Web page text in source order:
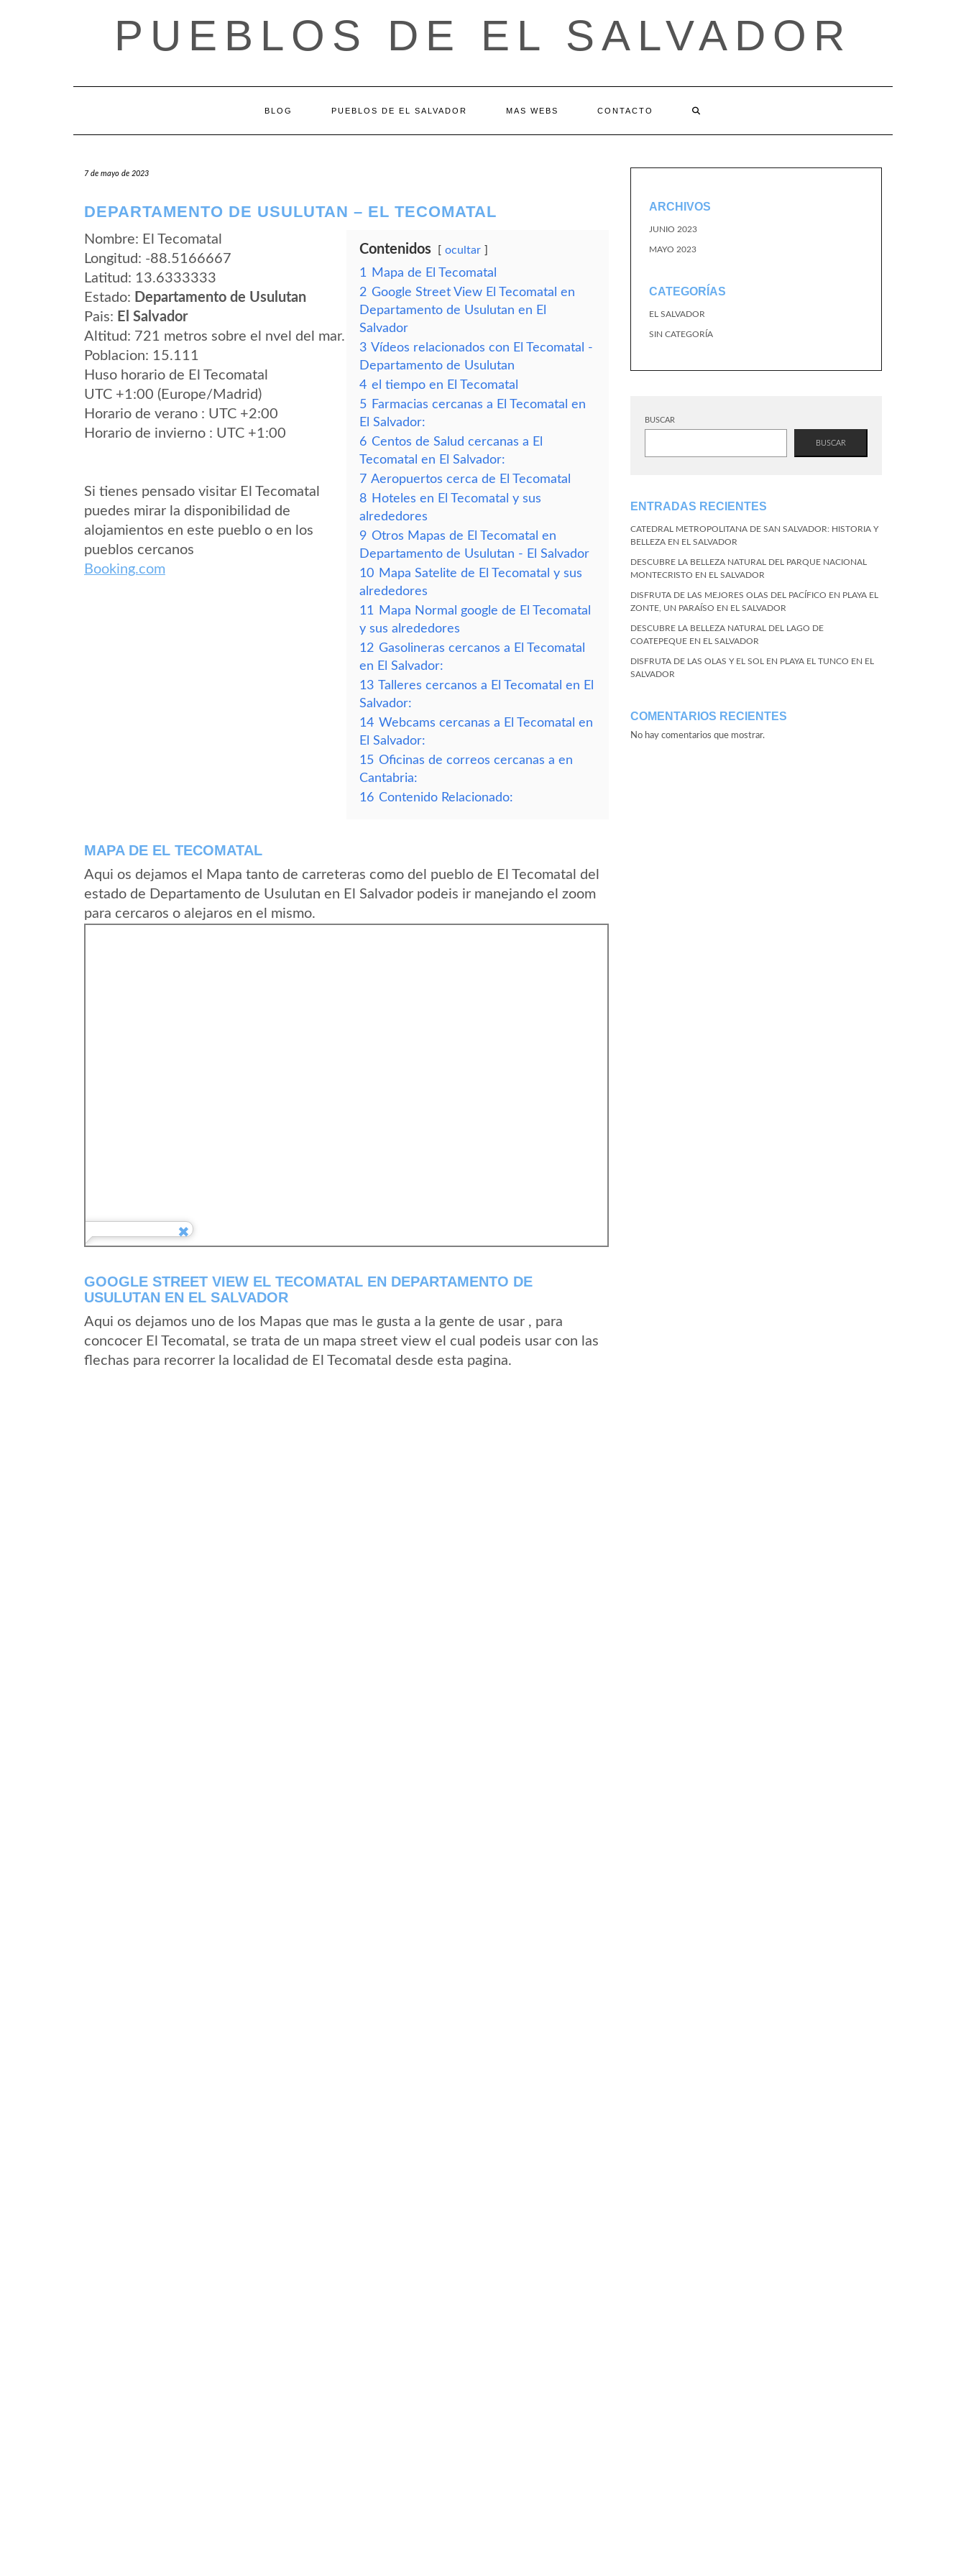
PUEBLOS DE EL SALVADOR
BLOG PUEBLOS DE EL SALVADOR MAS WEBS CONTACTO
7 de mayo de 2023
DEPARTAMENTO DE USULUTAN – EL TECOMATAL
Nombre: El Tecomatal
Longitud: -88.5166667
Latitud: 13.6333333
Estado: Departamento de Usulutan
Pais: El Salvador
Altitud: 721 metros sobre el nvel del mar.
Poblacion: 15.111
Huso horario de El Tecomatal
UTC +1:00 (Europe/Madrid)
Horario de verano : UTC +2:00
Horario de invierno : UTC +1:00
Si tienes pensado visitar El Tecomatal
puedes mirar la disponibilidad de
alojamientos en este pueblo o en los
pueblos cercanos
Booking.com
Contenidos ocultar
1
Mapa de El Tecomatal
2 Google Street View El Tecomatal en
Departamento de Usulutan en El
Salvador
3 Vídeos relacionados con El Tecomatal -
Departamento de Usulutan
4 el tiempo en El Tecomatal
5 Farmacias cercanas a El Tecomatal en
El Salvador:
6 Centos de Salud cercanas a El
Tecomatal en El Salvador:
7 Aeropuertos cerca de El Tecomatal
8 Hoteles en El Tecomatal y sus
alrededores
9 Otros Mapas de El Tecomatal en
Departamento de Usulutan - El Salvador
10 Mapa Satelite de El Tecomatal y sus
alrededores
11
Mapa Normal google de El Tecomatal
y sus alrededores
12 Gasolineras cercanos a El Tecomatal
en El Salvador:
13 Talleres cercanos a El Tecomatal en El
Salvador:
14 Webcams cercanas a El Tecomatal en
El Salvador:
15 Oficinas de correos cercanas a en
Cantabria:
16 Contenido Relacionado:
MAPA DE EL TECOMATAL
Aqui os dejamos el Mapa tanto de carreteras como del pueblo de El Tecomatal del
estado de Departamento de Usulutan en El Salvador podeis ir manejando el zoom
para cercaros o alejaros en el mismo.
GOOGLE STREET VIEW EL TECOMATAL EN DEPARTAMENTO DE
USULUTAN EN EL SALVADOR
Aqui os dejamos uno de los Mapas que mas le gusta a la gente de usar , para
concocer El Tecomatal, se trata de un mapa street view el cual podeis usar con las
flechas para recorrer la localidad de El Tecomatal desde esta pagina.
ARCHIVOS
JUNIO 2023
MAYO 2023
CATEGORÍAS
EL SALVADOR
SIN CATEGORÍA
BUSCAR
BUSCAR
ENTRADAS RECIENTES
CATEDRAL METROPOLITANA DE SAN SALVADOR: HISTORIA Y
BELLEZA EN EL SALVADOR
DESCUBRE LA BELLEZA NATURAL DEL PARQUE NACIONAL
MONTECRISTO EN EL SALVADOR
DISFRUTA DE LAS MEJORES OLAS DEL PACÍFICO EN PLAYA EL
ZONTE, UN PARAÍSO EN EL SALVADOR
DESCUBRE LA BELLEZA NATURAL DEL LAGO DE
COATEPEQUE EN EL SALVADOR
DISFRUTA DE LAS OLAS Y EL SOL EN PLAYA EL TUNCO EN EL
SALVADOR
COMENTARIOS RECIENTES
No hay comentarios que mostrar.